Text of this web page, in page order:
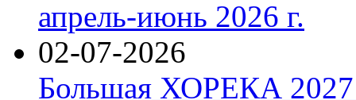
апрель-июнь 2026 г.
02-07-2026
Большая ХОРЕКА 2027: